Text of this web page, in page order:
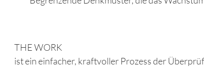
THE WORK
ist ein einfacher, kraftvoller Prozess der